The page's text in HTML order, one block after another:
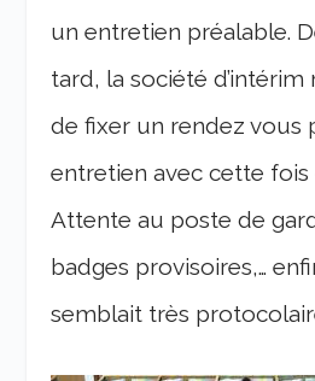
un entretien préalable.
tard, la société
de fixer un rendez vous
entretien avec cette fois
Attente au poste de
badges provisoires,…
semblait très